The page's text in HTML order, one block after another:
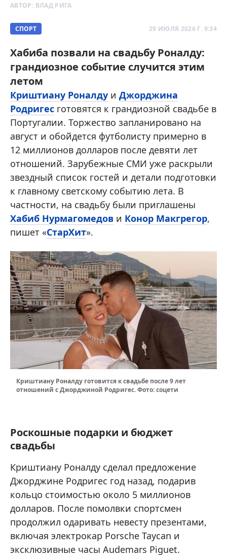
АВТОР: ВЛАД РИГА
СПОРТ 29 ИЮЛЯ 2026 Г. 9:34
Хабиба позвали на свадьбу Роналду:
грандиозное событие случится этим
летом
Криштиану Роналду и Джорджина
Родригес готовятся к грандиозной свадьбе в
Португалии. Торжество запланировано на
август и обойдется футболисту примерно в
12 миллионов долларов после девяти лет
отношений. Зарубежные СМИ уже раскрыли
звездный список гостей и детали подготовки
к главному светскому событию лета. В
частности, на свадьбу были приглашены
Хабиб Нурмагомедов и Конор Макгрегор,
пишет «СтарХит».
Криштиану Роналду готовится к свадьбе после 9 лет
отношений с Джорджиной Родригес. Фото: соцети
Роскошные подарки и бюджет
свадьбы
Криштиану Роналду сделал предложение
Джорджине Родригес год назад, подарив
кольцо стоимостью около 5 миллионов
долларов. После помолвки спортсмен
продолжил одаривать невесту презентами,
включая электрокар Porsche Taycan и
эксклюзивные часы Audemars Piguet.